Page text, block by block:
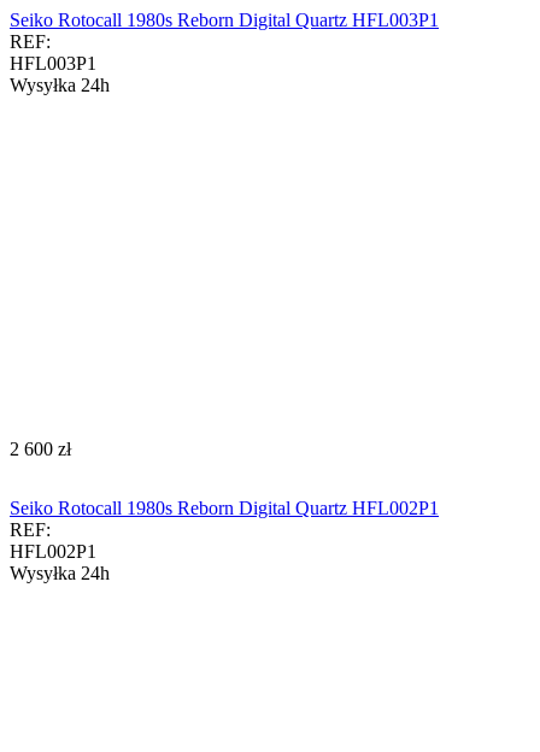
Seiko Rotocall 1980s Reborn Digital Quartz HFL003P1
REF:
HFL003P1
Wysyłka 24h
‍2 600‍ zł
Seiko Rotocall 1980s Reborn Digital Quartz HFL002P1
REF:
HFL002P1
Wysyłka 24h